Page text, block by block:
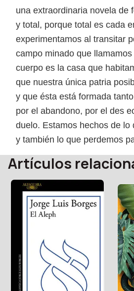
una extraordinaria novela de
y total, porque total es cada
experimentamos al transitar
campo minado que
cuerpo es la casa que
que nuestra única patria
y que ésta está formada
por el abandono, por el des
duelo. Estamos hechos de lo
y también lo que perdemos
Artículos